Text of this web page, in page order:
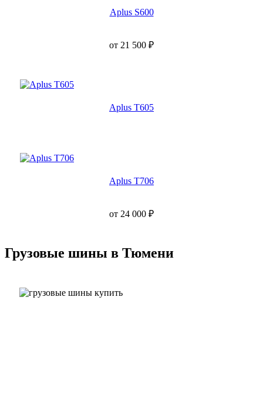
Aplus S600
от 21 500 ₽
Aplus T605
Aplus T706
от 24 000 ₽
Грузовые шины в Тюмени